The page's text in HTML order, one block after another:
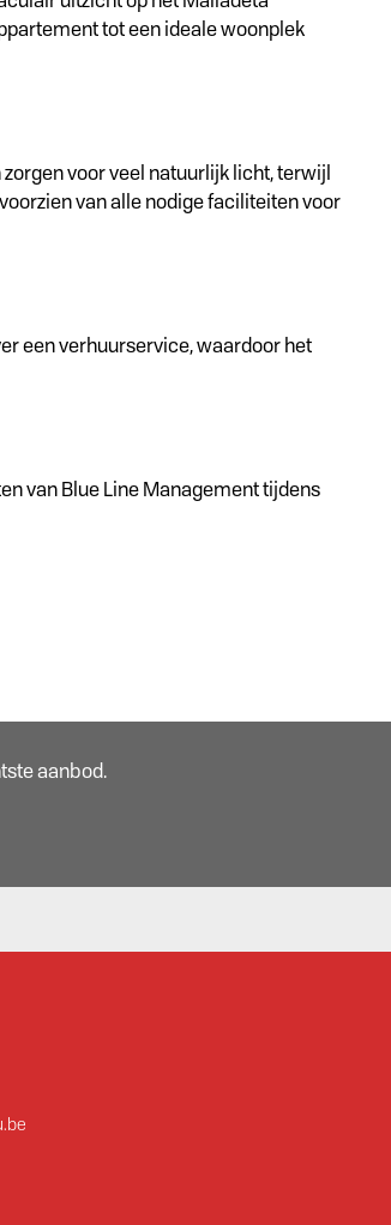
tot een ideale woonplek
voor veel natuurlijk licht, terwijl
van alle nodige faciliteiten voor
een verhuurservice, waardoor het
van Blue Line Management tijdens
aanbod.